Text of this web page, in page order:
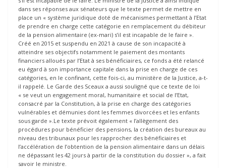
dans ses réponses aux sénateurs que le texte permet de mettre en
place un « système juridique doté de mécanismes permettant à l’Etat
de prendre en charge cette catégorie en remplacement du débiteur
de la pension alimentaire (ex-mari) s’il est incapable de le faire ».
Créé en 2015 et suspendu en 2021 à cause de son incapacité à
atteindre ses objectifs notamment le paiement des montants
financiers alloués par l’Etat à ses bénéficiaires, ce fonds a été relancé
eu égard à son importance capitale dans la prise en charge de ces
catégories, en le confinant, cette fois-ci, au ministère de la Justice, a-t-
il rappelé. Le Garde des Sceaux a aussi souligné que ce texte de loi
« se veut un engagement moral, humanitaire et social de l’Etat,
consacré par la Constitution, à la prise en charge des catégories
vulnérables et démunies dont les femmes divorcées et les enfants
sous garde ».Le texte prévoit également « l’allègement des
procédures pour bénéficier des pensions, la création des bureaux au
niveau des tribunaux pour les rapprocher des bénéficiaires et
l’accélération de l’obtention de la pension alimentaire dans un délais
ne dépassant les 42 jours à partir de la constitution du dossier », a fait
savoir le ministre.